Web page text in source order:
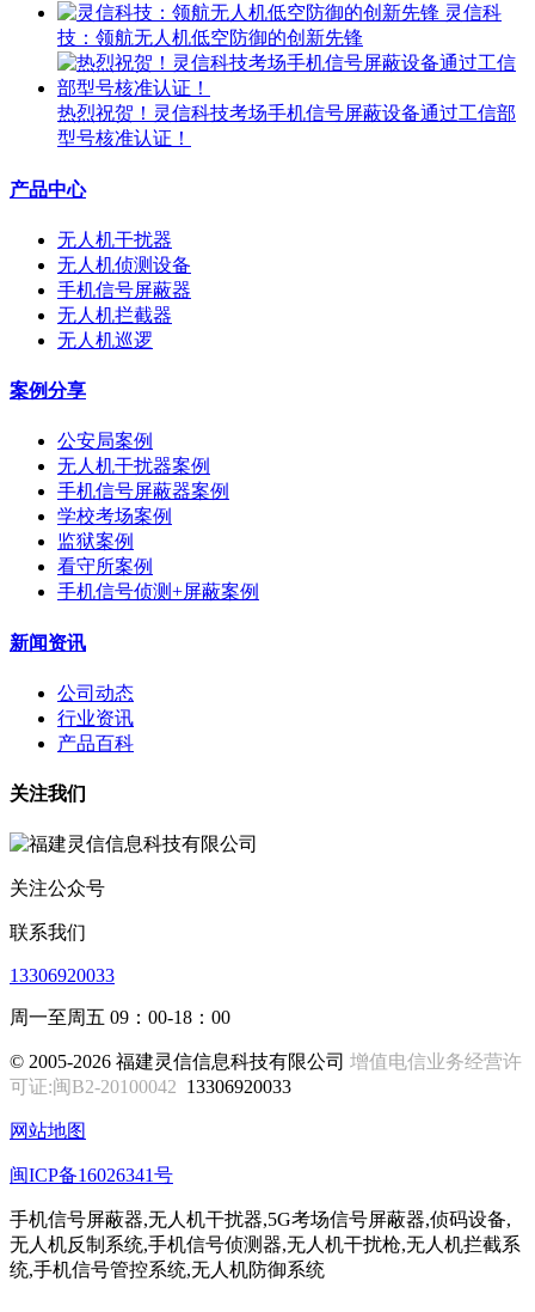
灵信科
技：领航无人机低空防御的创新先锋
热烈祝贺！灵信科技考场手机信号屏蔽设备通过工信部
型号核准认证！
产品中心
无人机干扰器
无人机侦测设备
手机信号屏蔽器
无人机拦截器
无人机巡逻
案例分享
公安局案例
无人机干扰器案例
手机信号屏蔽器案例
学校考场案例
监狱案例
看守所案例
手机信号侦测+屏蔽案例
新闻资讯
公司动态
行业资讯
产品百科
关注我们
关注公众号
联系我们
13306920033
周一至周五 09：00-18：00
© 2005-2026 福建灵信信息科技有限公司 增值电信业务经营许
可证:闽B2-20100042 13306920033
网站地图
闽ICP备16026341号
手机信号屏蔽器,无人机干扰器,5G考场信号屏蔽器,侦码设备,
无人机反制系统,手机信号侦测器,无人机干扰枪,无人机拦截系
统,手机信号管控系统,无人机防御系统